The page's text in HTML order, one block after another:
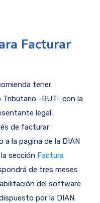
Facturar
tener
Tributario -RUT- con la
legal.
de facturar
la pagina de la DIAN
sección Factura
de tres meses
del software
por la DIAN.